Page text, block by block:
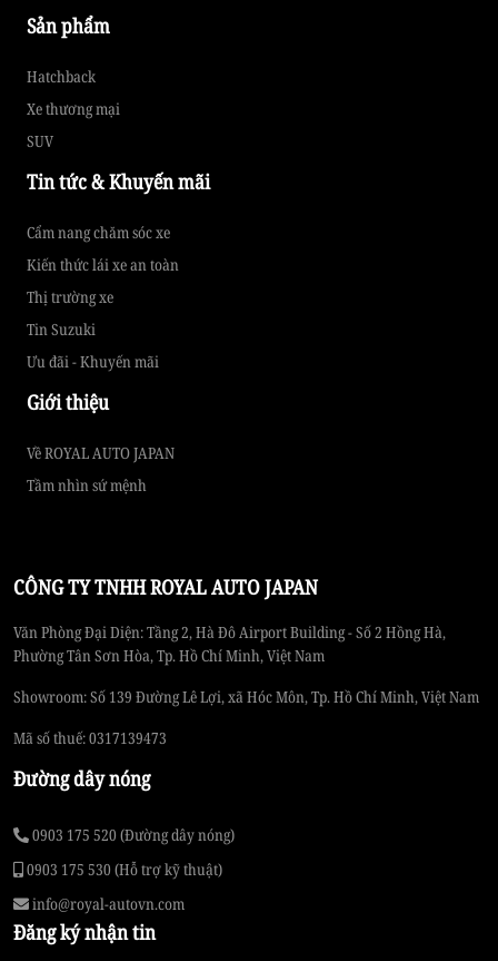
Sản phẩm
Hatchback
Xe thương mại
SUV
Tin tức & Khuyến mãi
Cẩm nang chăm sóc xe
Kiến thức lái xe an toàn
Thị trường xe
Tin Suzuki
Ưu đãi - Khuyến mãi
Giới thiệu
Về ROYAL AUTO JAPAN
Tầm nhìn sứ mệnh
CÔNG TY TNHH ROYAL AUTO JAPAN
Văn Phòng Đại Diện: Tầng 2, Hà Đô Airport Building - Số 2 Hồng Hà,
Phường Tân Sơn Hòa, Tp. Hồ Chí Minh, Việt Nam
Showroom: Số 139 Đường Lê Lợi, xã Hóc Môn, Tp. Hồ Chí Minh, Việt Nam
Mã số thuế: 0317139473
Đường dây nóng
0903 175 520 (Đường dây nóng)
0903 175 530 (Hỗ trợ kỹ thuật)
info@royal-autovn.com
Đăng ký nhận tin